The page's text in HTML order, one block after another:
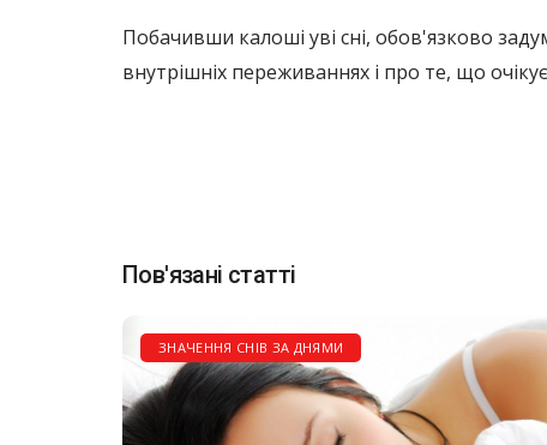
Побачивши калоші уві сні, обов'язково
внутрішніх переживаннях і про те, що
Пов'язані статті
ЗНАЧЕННЯ СНІВ ЗА ДНЯМИ